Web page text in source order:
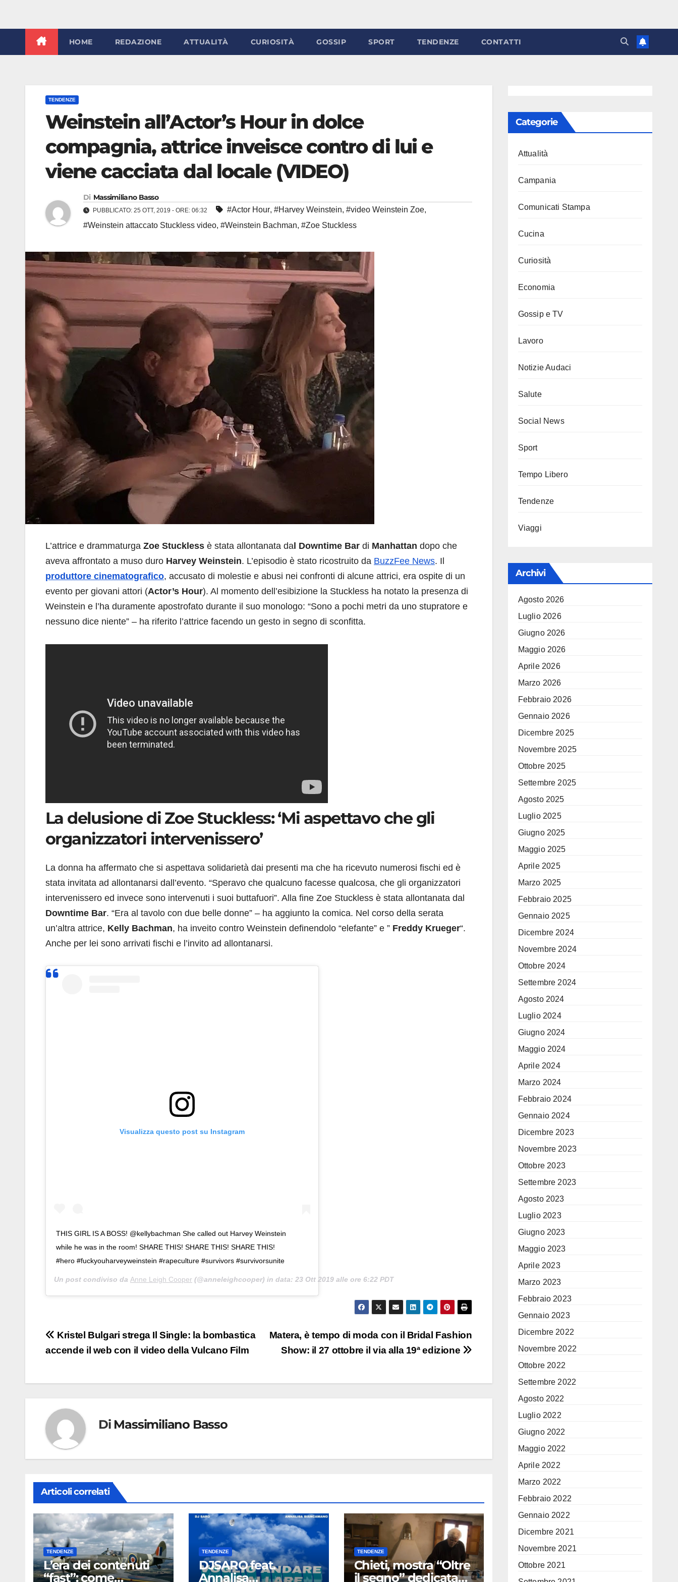
HOME REDAZIONE ATTUALITÀ CURIOSITÀ GOSSIP SPORT TENDENZE CONTATTI
TENDENZE
Weinstein all’Actor’s Hour in dolce
compagnia, attrice inveisce contro di lui e
viene cacciata dal locale (VIDEO)
Di Massimiliano Basso
PUBBLICATO: 25 OTT, 2019 - ORE: 06:32 #Actor Hour, #Harvey Weinstein, #video Weinstein Zoe,
#Weinstein attaccato Stuckless video, #Weinstein Bachman, #Zoe Stuckless
L’attrice e drammaturga Zoe Stuckless è stata allontanata da l Downtime Bar di Manhattan dopo che
aveva affrontato a muso duro Harvey Weinstein. L’episodio è stato ricostruito da BuzzFee News. Il
produttore cinematografico, accusato di molestie e abusi nei confronti di alcune attrici, era ospite di un
evento per giovani attori (Actor’s Hour). Al momento dell’esibizione la Stuckless ha notato la presenza di
Weinstein e l’ha duramente apostrofato durante il suo monologo: “Sono a pochi metri da uno stupratore e
nessuno dice niente” – ha riferito l’attrice facendo un gesto in segno di sconfitta.
La delusione di Zoe Stuckless: ‘Mi aspettavo che gli
organizzatori intervenissero’
La donna ha affermato che si aspettava solidarietà dai presenti ma che ha ricevuto numerosi fischi ed è
stata invitata ad allontanarsi dall’evento. “Speravo che qualcuno facesse qualcosa, che gli organizzatori
intervenissero ed invece sono intervenuti i suoi buttafuori”. Alla fine Zoe Stuckless è stata allontanata dal
Downtime Bar. “Era al tavolo con due belle donne” – ha aggiunto la comica. Nel corso della serata
un’altra attrice, Kelly Bachman, ha inveito contro Weinstein definendolo “elefante” e ” Freddy Krueger“.
Anche per lei sono arrivati fischi e l’invito ad allontanarsi.
Visualizza questo post su Instagram
THIS GIRL IS A BOSS! @kellybachman She called out Harvey Weinstein
while he was in the room! SHARE THIS! SHARE THIS! SHARE THIS!
#hero #fuckyouharveyweinstein #rapeculture #survivors #survivorsunite
Un post condiviso da Anne Leigh Cooper (@anneleighcooper) in data: 23 Ott 2019 alle ore 6:22 PDT
Navigazione
articoli
Matera, è tempo di moda con il Bridal Fashion
Show: il 27 ottobre il via alla 19ª edizione
Kristel Bulgari strega Il Single: la bombastica
accende il web con il video della Vulcano Film
Di Massimiliano Basso
Articoli correlati
TENDENZE
L’era dei contenuti
“fast”: come
TENDENZE
DJSARO feat.
Annalisa
TENDENZE
Chieti, mostra “Oltre
il segno” dedicata
Categorie
Attualità
Campania
Comunicati Stampa
Cucina
Curiosità
Economia
Gossip e TV
Lavoro
Notizie Audaci
Salute
Social News
Sport
Tempo Libero
Tendenze
Viaggi
Archivi
Agosto 2026
Luglio 2026
Giugno 2026
Maggio 2026
Aprile 2026
Marzo 2026
Febbraio 2026
Gennaio 2026
Dicembre 2025
Novembre 2025
Ottobre 2025
Settembre 2025
Agosto 2025
Luglio 2025
Giugno 2025
Maggio 2025
Aprile 2025
Marzo 2025
Febbraio 2025
Gennaio 2025
Dicembre 2024
Novembre 2024
Ottobre 2024
Settembre 2024
Agosto 2024
Luglio 2024
Giugno 2024
Maggio 2024
Aprile 2024
Marzo 2024
Febbraio 2024
Gennaio 2024
Dicembre 2023
Novembre 2023
Ottobre 2023
Settembre 2023
Agosto 2023
Luglio 2023
Giugno 2023
Maggio 2023
Aprile 2023
Marzo 2023
Febbraio 2023
Gennaio 2023
Dicembre 2022
Novembre 2022
Ottobre 2022
Settembre 2022
Agosto 2022
Luglio 2022
Giugno 2022
Maggio 2022
Aprile 2022
Marzo 2022
Febbraio 2022
Gennaio 2022
Dicembre 2021
Novembre 2021
Ottobre 2021